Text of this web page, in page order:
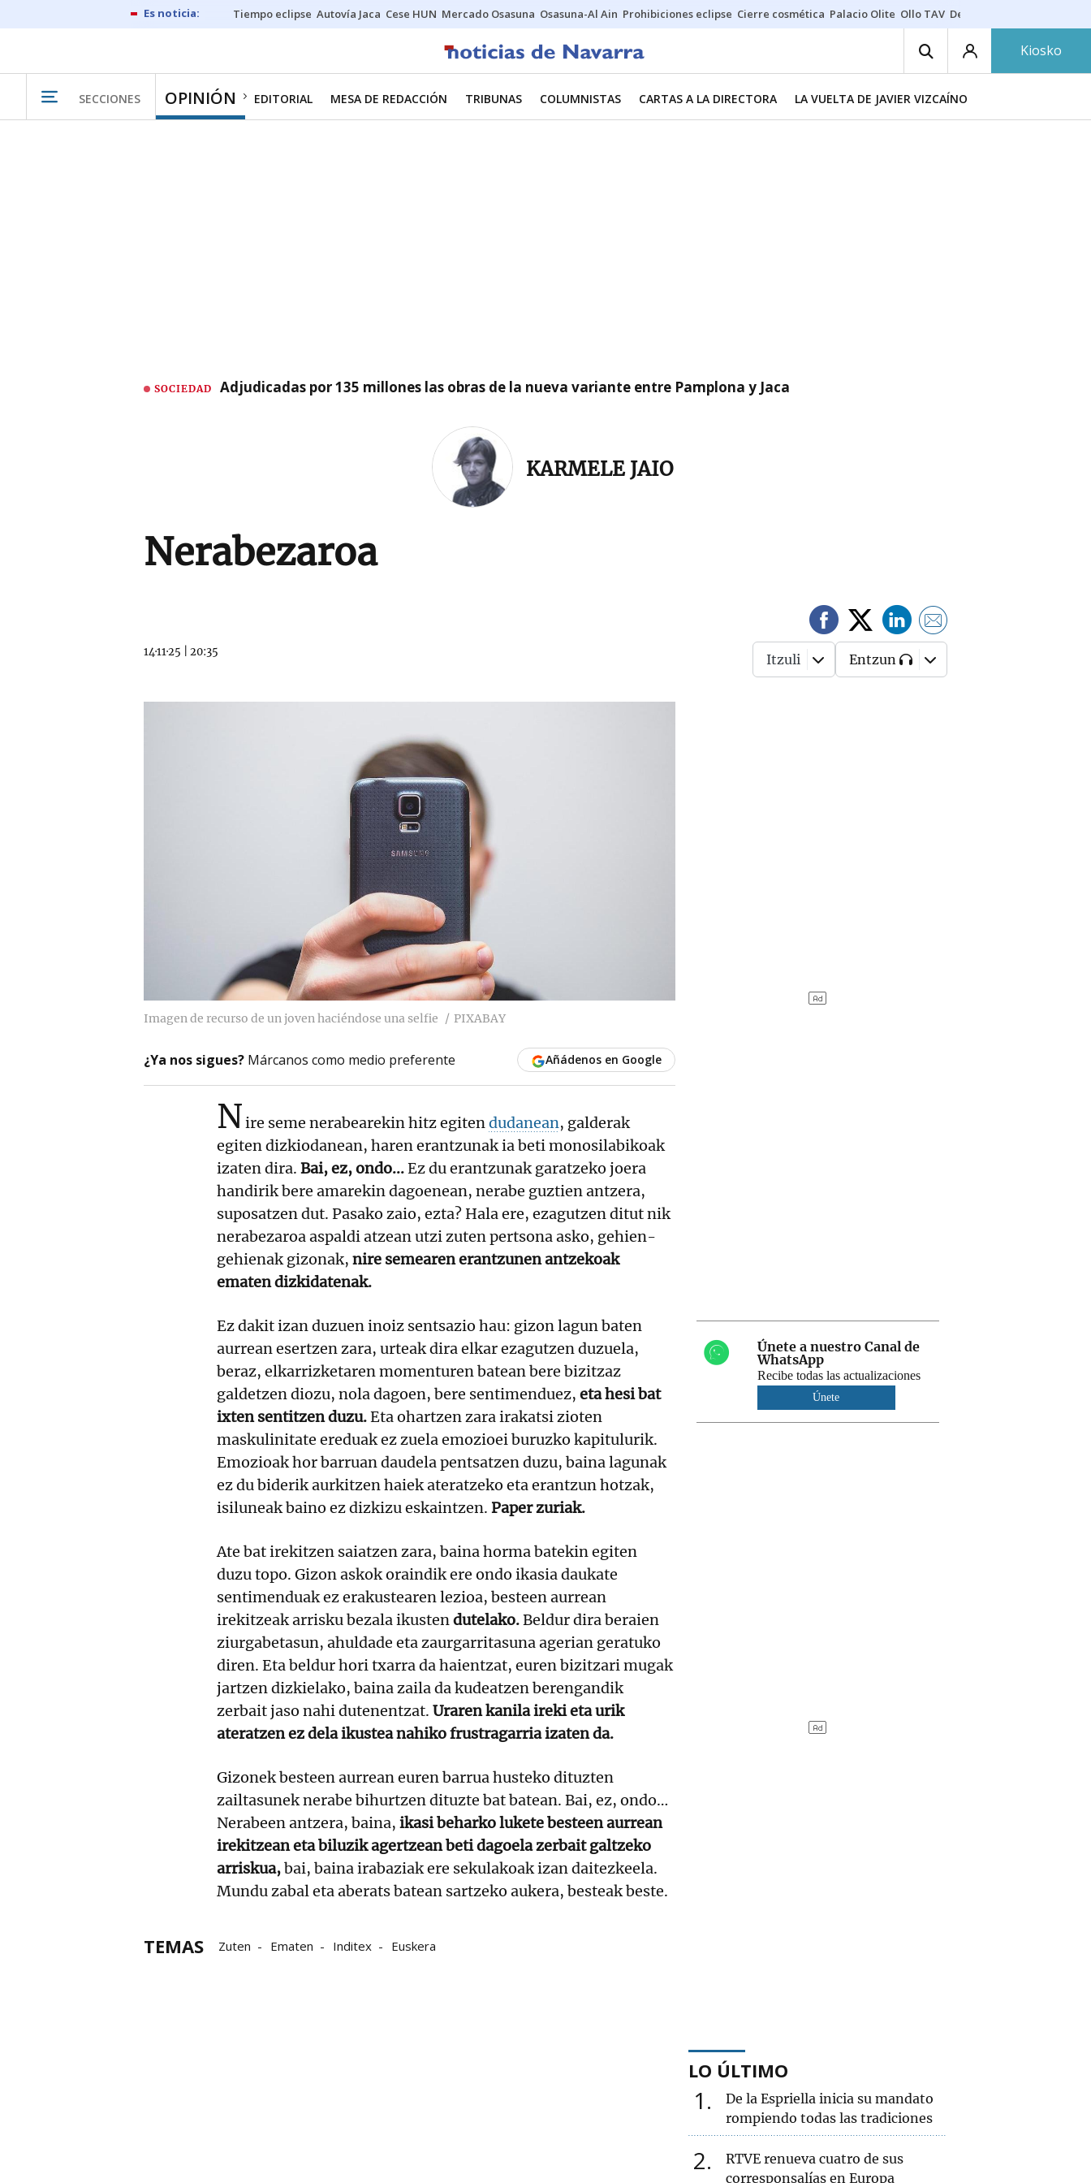
Tiempo eclipse Autovía Jaca Cese HUN Mercado Osasuna Osasuna-Al Ain Prohibiciones eclipse Cierre cosmética Palacio Olite Ollo TAV Derrama vecinos
Kiosko
SECCIONES OPINIÓN EDITORIAL MESA DE REDACCIÓN TRIBUNAS COLUMNISTAS CARTAS A LA DIRECTORA LA VUELTA DE JAVIER VIZCAÍNO
SOCIEDAD Adjudicadas por 135 millones las obras de la nueva variante entre Pamplona y Jaca
KARMELE JAIO
Nerabezaroa
14·11·25 20:35 Itzuli Entzun
Imagen de recurso de un joven haciéndose una selfie PIXABAY
¿Ya nos sigues? Márcanos como medio preferente Añádenos en Google
Nire seme nerabearekin hitz egitendudanean, galderak
egiten dizkiodanean, haren erantzunak ia beti monosilabikoak
izaten dira. Bai, ez, ondo...Ez du erantzunak garatzeko joera
handirik bere amarekin dagoenean, nerabe guztien antzera,
suposatzen dut. Pasako zaio, ezta? Hala ere, ezagutzen ditut nik
nerabezaroa aspaldi atzean utzi zuten pertsona asko, gehien-
gehienak gizonak, nire semearen erantzunen antzekoak
ematen dizkidatenak.
Ez dakit izan duzuen inoiz sentsazio hau: gizon lagun baten
aurrean esertzen zara, urteak dira elkar ezagutzen duzuela,
beraz, elkarrizketaren momenturen batean bere bizitzaz
galdetzen diozu, nola dagoen, bere sentimenduez, eta hesi bat
ixten sentitzen duzu.Eta ohartzen zara irakatsi zioten
maskulinitate ereduak ez zuela emozioei buruzko kapitulurik.
Emozioak hor barruan daudela pentsatzen duzu, baina lagunak
ez du biderik aurkitzen haiek ateratzeko eta erantzun hotzak,
isiluneak baino ez dizkizu eskaintzen. Paper zuriak.
Ate bat irekitzen saiatzen zara, baina horma batekin egiten
duzu topo. Gizon askok oraindik ere ondo ikasia daukate
sentimenduak ez erakustearen lezioa, besteen aurrean
irekitzeak arrisku bezala ikustendutelako.Beldur dira beraien
ziurgabetasun, ahuldade eta zaurgarritasuna agerian geratuko
diren. Eta beldur hori txarra da haientzat, euren bizitzari mugak
jartzen dizkielako, baina zaila da kudeatzen berengandik
zerbait jaso nahi dutenentzat. Uraren kanila ireki eta urik
ateratzen ez dela ikustea nahiko frustragarria izaten da.
Gizonek besteen aurrean euren barrua husteko dituzten
zailtasunek nerabe bihurtzen dituzte bat batean. Bai, ez, ondo…
Nerabeen antzera, baina, ikasi beharko lukete besteen aurrean
irekitzean eta biluzik agertzean beti dagoela zerbait galtzeko
arriskua,bai, baina irabaziak ere sekulakoak izan daitezkeela.
Mundu zabal eta aberats batean sartzeko aukera, besteak beste.
TEMAS Zuten Ematen Inditex Euskera
Únete a nuestro Canal de
WhatsApp
Recibe todas las actualizaciones
Únete
LO ÚLTIMO
1
De la Espriella inicia su mandato
rompiendo todas las tradiciones
2
RTVE renueva cuatro de sus
corresponsalías en Europa